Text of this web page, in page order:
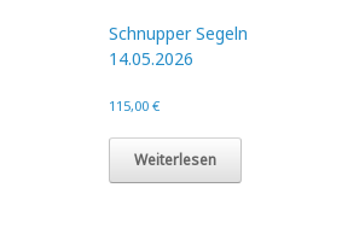
Schnupper Segeln
14.05.2026
115,00€
Weiterlesen